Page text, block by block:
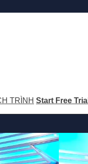
TRÌNH Start Free Trial